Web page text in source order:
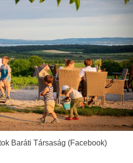
Baráti Társaság (Facebook)